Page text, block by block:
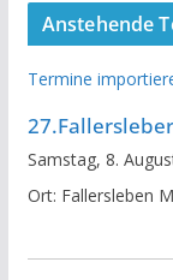
Anstehende
Termine
Samstag, 8.
Ort: Fallersleben